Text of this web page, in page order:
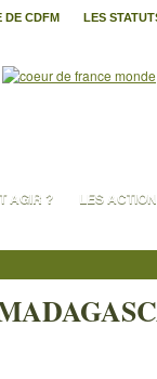
DE CDFM
LES
AGIR ? LES